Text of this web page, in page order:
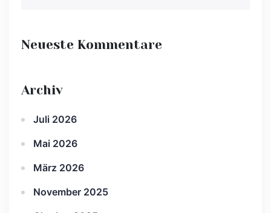
Neueste Kommentare
Archiv
Juli 2026
Mai 2026
März 2026
November 2025